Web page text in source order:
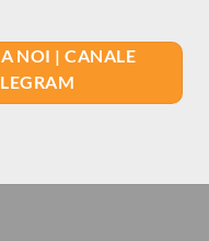
NOI | CANALE